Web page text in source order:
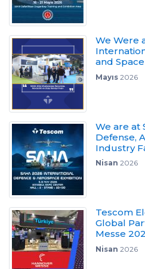
We Were
and
Mayıs2026
We are at
Defense,
Industry
Nisan 2026
Tescom
Global
Messe
Nisan 2026